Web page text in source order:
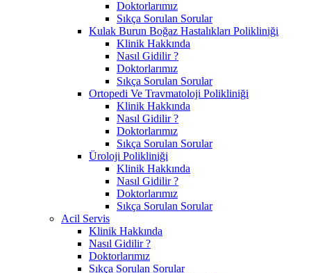
Doktorlarımız
Sıkça Sorulan Sorular
Kulak Burun Boğaz Hastalıkları Polikliniği
Klinik Hakkında
Nasıl Gidilir ?
Doktorlarımız
Sıkça Sorulan Sorular
Ortopedi Ve Travmatoloji Polikliniği
Klinik Hakkında
Nasıl Gidilir ?
Doktorlarımız
Sıkça Sorulan Sorular
Üroloji Polikliniği
Klinik Hakkında
Nasıl Gidilir ?
Doktorlarımız
Sıkça Sorulan Sorular
Acil Servis
Klinik Hakkında
Nasıl Gidilir ?
Doktorlarımız
Sıkça Sorulan Sorular